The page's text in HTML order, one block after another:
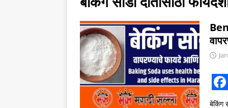
F
बेकिंग